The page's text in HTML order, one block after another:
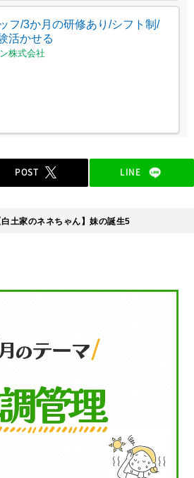
フ/3か月の研修あり/シフト制/
活かせる
株式会社
POST LINE
白土家のネネちゃん】妹の誕生5